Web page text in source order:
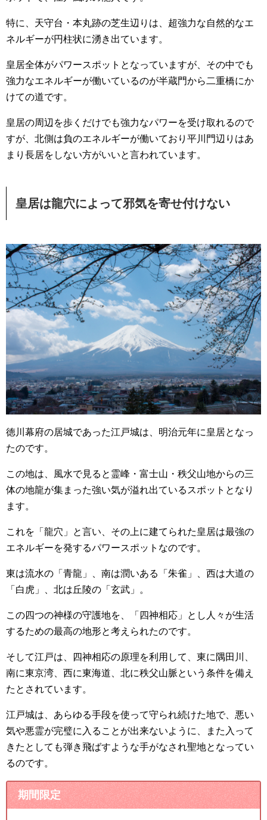
特に、天守台・本丸跡の芝生辺りは、超強力な自然的なエ
ネルギーが円柱状に湧き出ています。
皇居全体がパワースポットとなっていますが、その中でも
強力なエネルギーが働いているのが半蔵門から二重橋にか
けての道です。
皇居の周辺を歩くだけでも強力なパワーを受け取れるので
すが、北側は負のエネルギーが働いており平川門辺りはあ
まり長居をしない方がいいと言われています。
皇居は龍穴によって邪気を寄せ付けない
徳川幕府の居城であった江戸城は、明治元年に皇居となっ
たのです。
この地は、風水で見ると霊峰・富士山・秩父山地からの三
体の地龍が集まった強い気が溢れ出ているスポットとなり
ます。
これを「龍穴」と言い、その上に建てられた皇居は最強の
エネルギーを発するパワースポットなのです。
東は流水の「青龍」、南は潤いある「朱雀」、西は大道の
「白虎」、北は丘陵の「玄武」。
この四つの神様の守護地を、「四神相応」とし人々が生活
するための最高の地形と考えられたのです。
そして江戸は、四神相応の原理を利用して、東に隅田川、
南に東京湾、西に東海道、北に秩父山脈という条件を備え
たとされています。
江戸城は、あらゆる手段を使って守られ続けた地で、悪い
気や悪霊が完璧に入ることが出来ないように、また入って
きたとしても弾き飛ばすような手がなされ聖地となってい
るのです。
期間限定